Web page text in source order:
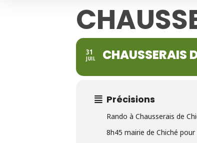
31
JUIL CHAUSSERAIS
Précisions
Rando à Chausserais de
8h45 mairie de Chiché